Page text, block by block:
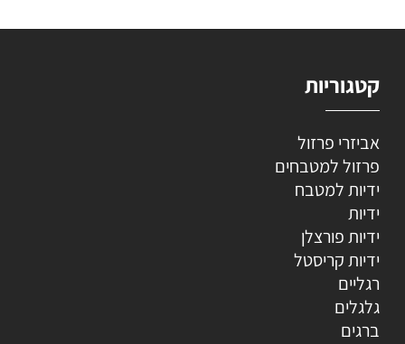
קטגוריות
אביזרי פרזול
פרזול למטבחים
ידיות למטבח
ידיות
ידיות פורצלן
ידיות קריסטל
רגליים
גלגלים
ברגים